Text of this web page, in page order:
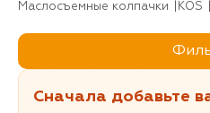
Маслосъемные колпачки
KOS
Сначала добавьте